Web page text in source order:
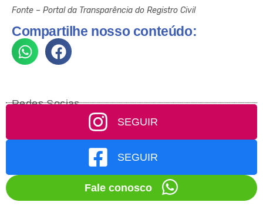
Fonte – Portal da Transparência do Registro Civil
Compartilhe nosso conteúdo:
Redes Socias
SEGUIR
SEGUIR
Fale conosco